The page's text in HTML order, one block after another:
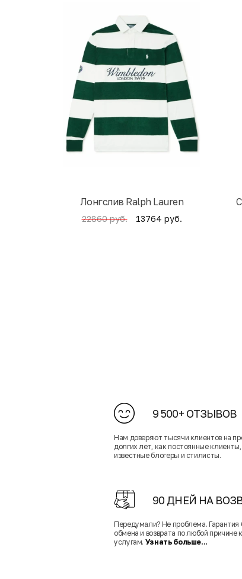
Лонгслив Ralph Lauren
22860 руб. 13764 руб.
9 500+ ОТЗЫВОВ
Нам доверяют тысячи клиентов на
долгих лет, как постоянные клиенты,
известные блогеры и стилисты.
90 ДНЕЙ НА
Передумали? Не проблема. Гарантия
обмена и возврата по любой причине
услугам. Узнать больше...